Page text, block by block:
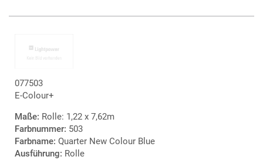
077503
E-Colour+
Maße: Rolle: 1,22 x 7,62m
Farbnummer: 503
Farbname: Quarter New Colour Blue
Ausführung: Rolle